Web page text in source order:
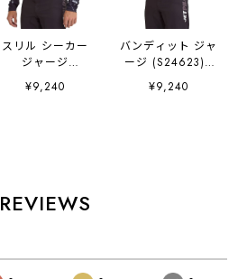
スリル シーカー
ジャージ
(S24621) - ブラ
ック
¥9,240
バンディット ジャ
ージ (S24623) -
ブラック
¥9,240
REVIEWS